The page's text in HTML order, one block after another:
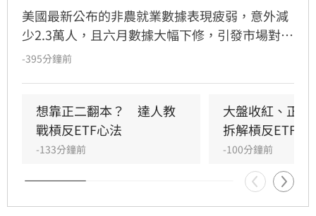
美國最新公布的非農就業數據表現疲弱，意外減
少2.3萬人，且六月數據大幅下修，引發市場對聯
準會九月升息預期降溫。經濟學家預測，美國核
仍是政策核心，但疲軟的就業市場將促使聯準會
採取更謹慎的觀察態度。此外，房市需求疲軟與
供應改善有助於緩解通膨壓力。下周將公布的七
月CPI與PPI數據，將成為市場預判聯準會後續政
策走向的關鍵指標，投資人需密切留意相關報告
對金融市場的影響。
-395分鐘前
想靠正二翻本？　達人教
戰槓反ETF心法
-133分鐘前
大盤收紅、正
拆解槓反ETF秒
-100分鐘前